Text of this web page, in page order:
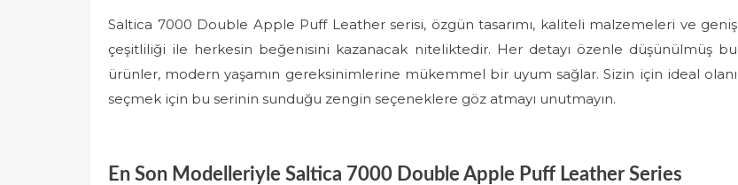
Saltica 7000 Double Apple Puff Leather serisi, özgün tasarımı, kaliteli malzemeleri ve geniş
çeşitliliği ile herkesin beğenisini kazanacak niteliktedir. Her detayı özenle düşünülmüş bu
ürünler, modern yaşamın gereksinimlerine mükemmel bir uyum sağlar. Sizin için ideal olanı
seçmek için bu serinin sunduğu zengin seçeneklere göz atmayı unutmayın.
En Son Modelleriyle Saltica 7000 Double Apple Puff Leather Series